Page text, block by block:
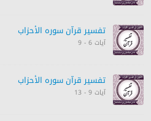
تفسیر قرآن سورہ ‎الأحزاب‎
آیات 6 - 9
تفسیر قرآن سورہ ‎الأحزاب‎
آیات 9 - 13